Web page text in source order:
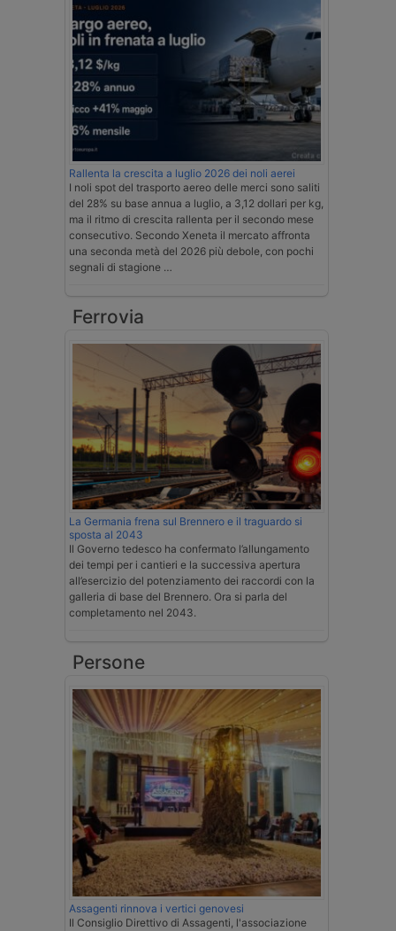
Rallenta la crescita a luglio 2026 dei noli aerei
I noli spot del trasporto aereo delle merci sono saliti
del 28% su base annua a luglio, a 3,12 dollari per kg,
ma il ritmo di crescita rallenta per il secondo mese
consecutivo. Secondo Xeneta il mercato affronta
una seconda metà del 2026 più debole, con pochi
segnali di stagione …
Ferrovia
La Germania frena sul Brennero e il traguardo si
sposta al 2043
Il Governo tedesco ha confermato l’allungamento
dei tempi per i cantieri e la successiva apertura
all’esercizio del potenziamento dei raccordi con la
galleria di base del Brennero. Ora si parla del
completamento nel 2043.
Persone
Assagenti rinnova i vertici genovesi
Il Consiglio Direttivo di Assagenti, l'associazione